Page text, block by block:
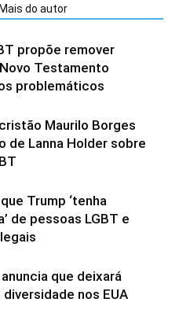
Mais do autor
propõe remover
Testamento
problemáticos
Maurilo Borges
de Lanna Holder sobre
Trump ‘tenha
de pessoas LGBT e
anuncia que deixará
nos EUA